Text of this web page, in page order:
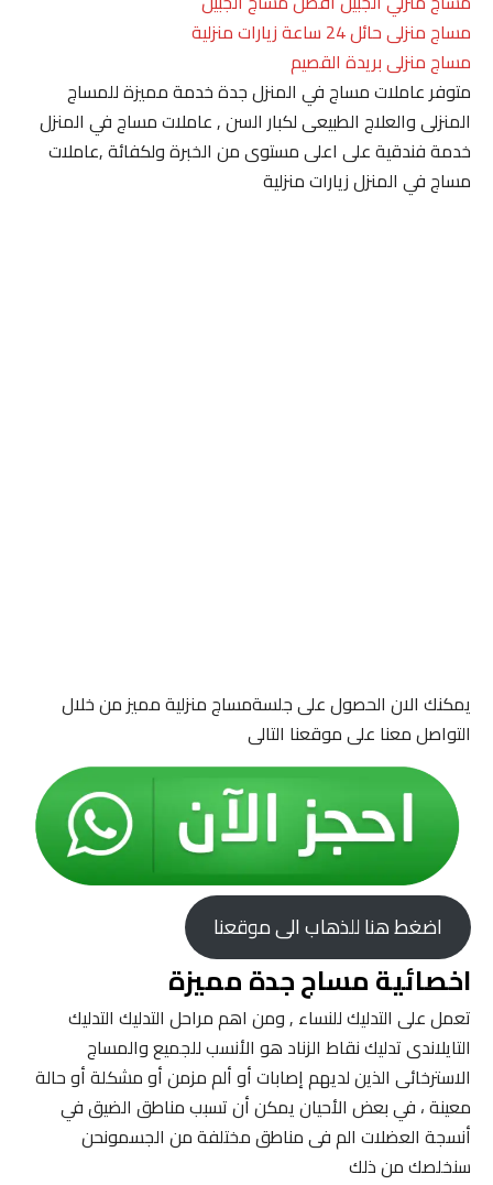
مساج منزلى حائل 24 ساعة زيارات منزلية
مساج منزلى بريدة القصيم
متوفر عاملات مساج في المنزل جدة خدمة مميزة للمساج
المنزلى والعلاج الطبيعى لكبار السن , عاملات مساج في المنزل
خدمة فندقية على اعلى مستوى من الخبرة ولكفائة ,عاملات
مساج في المنزل زيارات منزلية
يمكنك الان الحصول على جلسةمساج منزلية مميز من خلال
التواصل معنا على موقعنا التالى
اضغط هنا للذهاب الى موقعنا
اخصائية مساج جدة مميزة
تعمل على التدليك للنساء , ومن اهم مراحل التدليك التدليك
التايلاندى تدليك نقاط الزناد هو الأنسب للجميع والمساج
الاسترخائى الذين لديهم إصابات أو ألم مزمن أو مشكلة أو حالة
معينة ، في بعض الأحيان يمكن أن تسبب مناطق الضيق في
أنسجة العضلات الم فى مناطق مختلفة من الجسمونحن
سنخلصك من ذلك